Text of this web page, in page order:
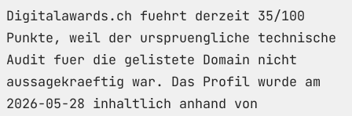
Digitalawards.ch fuehrt derzeit 35/100
Punkte, weil der urspruengliche technische
Audit fuer die gelistete Domain nicht
aussagekraeftig war. Das Profil wurde am
2026-05-28 inhaltlich anhand von